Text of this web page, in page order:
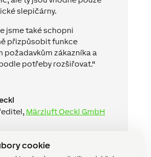
cookie
slepičárny.
jsme také schopni
přizpůsobit funkce
požadavkům zákazníka a
potřeby rozšiřovat.“
, Märzluft Oeckl GmbH